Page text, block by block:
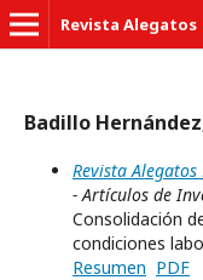
Revista Alegatos
Badillo
Revista
- Artículos de
Consolidación
condiciones
Resumen PDF